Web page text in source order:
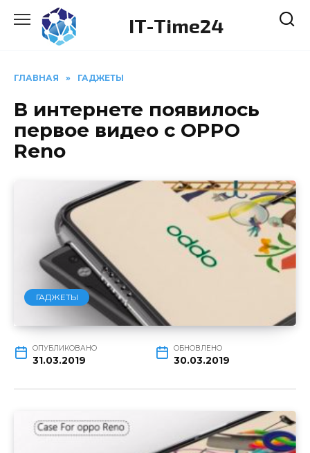
Перейти
содержанию
IT-Time24
ГЛАВНАЯ » ГАДЖЕТЫ
В интернете появилось
первое видео с OPPO
Reno
ГАДЖЕТЫ
ОПУБЛИКОВАНО
31.03.2019
ОБНОВЛЕНО
30.03.2019